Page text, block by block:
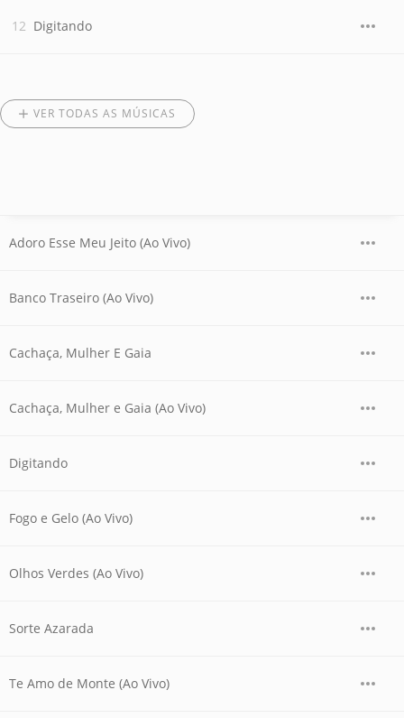
Digitando
VER TODAS AS MÚSICAS
Adoro Esse Meu Jeito (Ao Vivo)
Banco Traseiro (Ao Vivo)
Cachaça, Mulher E Gaia
Cachaça, Mulher e Gaia (Ao Vivo)
Digitando
Fogo e Gelo (Ao Vivo)
Olhos Verdes (Ao Vivo)
Sorte Azarada
Te Amo de Monte (Ao Vivo)